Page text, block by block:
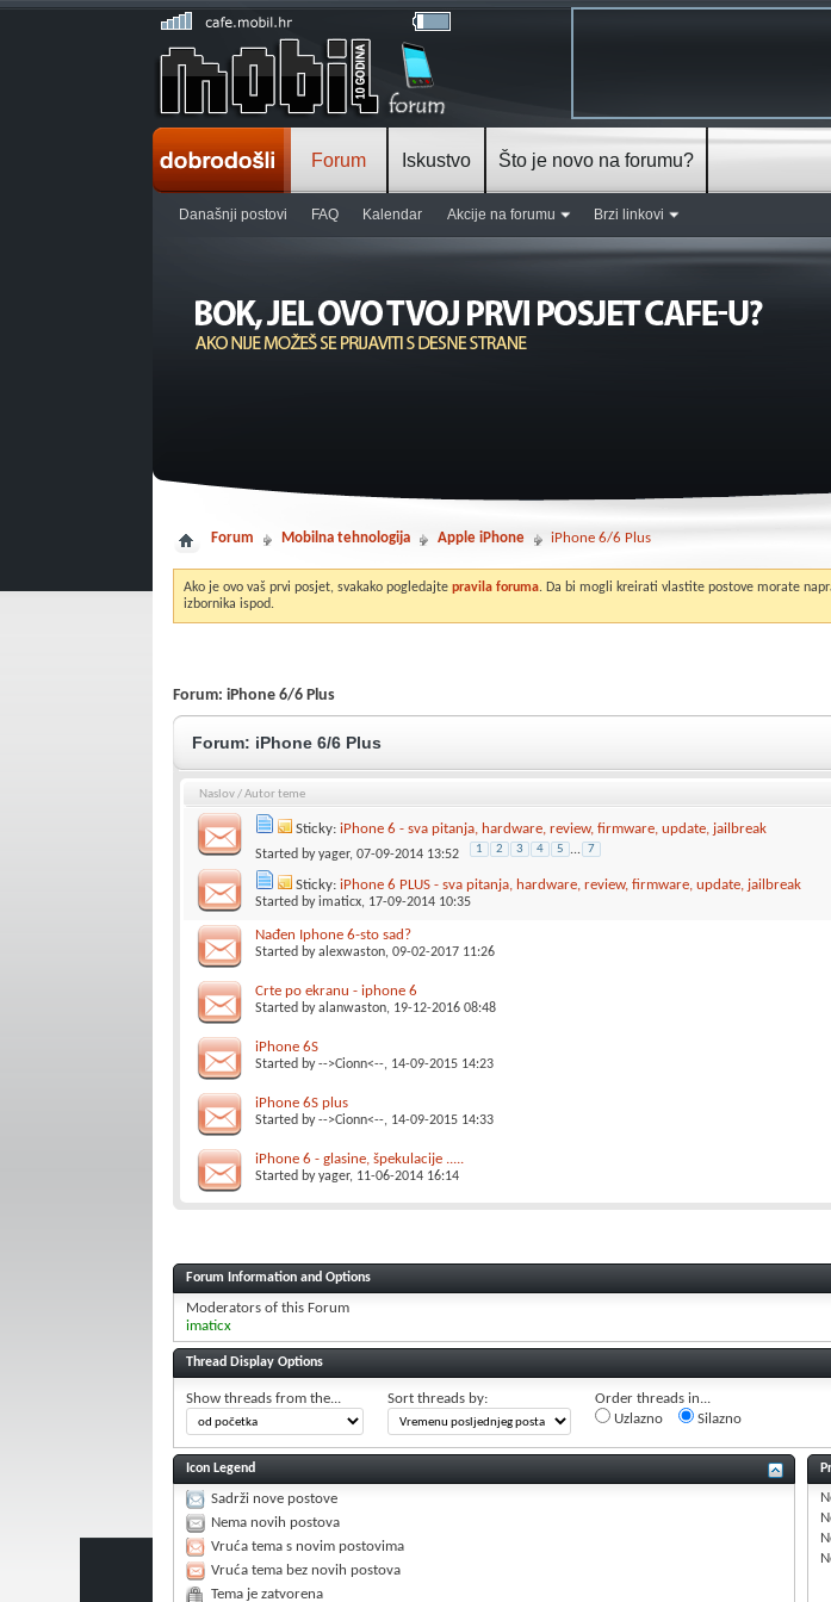
Forum
Današnji postovi FAQ Kalendar Akcije na forumu Brzi linkovi
Iskustvo Što je novo na forumu?
Forum Mobilna tehnologija Apple iPhone iPhone 6/6 Plus
Ako je ovo vaš prvi posjet, svakako pogledajte pravila foruma. Da bi mogli kreirati vlastite postove morate
izbornika ispod.
Forum: iPhone 6/6 Plus
Forum: iPhone 6/6 Plus
Naslov/Autor teme
Sticky: iPhone 6 - sva pitanja, hardware, review, firmware, update, jailbreak
Started byyager, 07-09-2014 13:52 1 2 3 4 5 ... 7
Sticky: iPhone 6 PLUS - sva pitanja, hardware, review, firmware, update, jailbreak
Started byimaticx, 17-09-2014 10:35
Nađen Iphone 6-sto sad?
Started byalexwaston, 09-02-2017 11:26
Crte po ekranu - iphone 6
Started byalanwaston, 19-12-2016 08:48
iPhone 6S
Started by-->Cionn<--, 14-09-2015 14:23
iPhone 6S plus
Started by-->Cionn<--, 14-09-2015 14:33
iPhone 6 - glasine, špekulacije .....
Started byyager, 11-06-2014 16:14
Forum Information and Options
Moderators of this Forum
imaticx
Thread Display Options
Show threads from the... Sort threads by:
Order threads in...
Uzlazno
Silazno
Icon Legend
Sadrži nove postove
Nema novih postova
Vruća tema s novim postovima
Vruća tema bez novih postova
Tema je zatvorena